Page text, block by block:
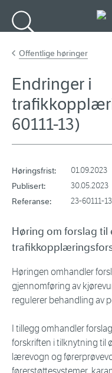
Offentlige høringer
Endringer i
60111-13)
Høringsfrist: 01.09.2023
Publisert: 30.05.2023
Referanse: 23-60111-13
Høring om forslag til
Høringen omhandler
gjennomføring av
regulerer behandling av
I tillegg omhandler
forskriften i tilknytning til
lærevogn og